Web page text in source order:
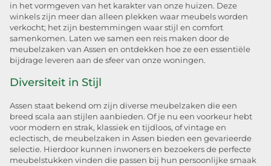
in het vormgeven van het karakter van onze huizen. Deze
winkels zijn meer dan alleen plekken waar meubels worden
verkocht; het zijn bestemmingen waar stijl en comfort
samenkomen. Laten we samen een reis maken door de
meubelzaken van Assen en ontdekken hoe ze een essentiële
bijdrage leveren aan de sfeer van onze woningen.
Diversiteit in Stijl
Assen staat bekend om zijn diverse meubelzaken die een
breed scala aan stijlen aanbieden. Of je nu een voorkeur hebt
voor modern en strak, klassiek en tijdloos, of vintage en
eclectisch, de meubelzaken in Assen bieden een gevarieerde
selectie. Hierdoor kunnen inwoners en bezoekers de perfecte
meubelstukken vinden die passen bij hun persoonlijke smaak